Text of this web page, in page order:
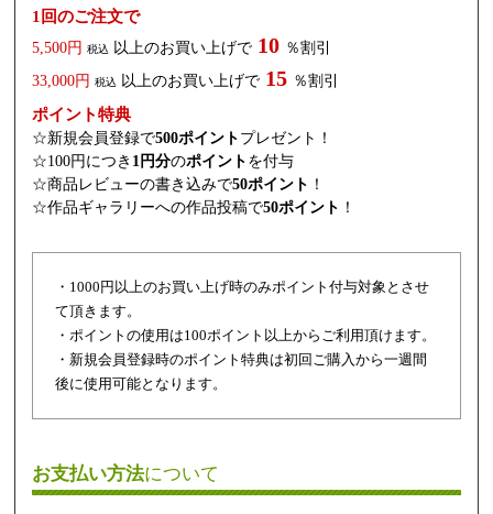
1回のご注文で
5,500円 税込 以上のお買い上げで 10 ％割引
33,000円 税込 以上のお買い上げで 15 ％割引
ポイント特典
☆新規会員登録で500ポイント プレゼント！
☆100円につき 1円分のポイント を付与
☆商品レビューの書き込みで50ポイント ！
☆作品ギャラリーへの作品投稿で50ポイント ！
・1000円以上のお買い上げ時のみポイント付与対象とさせ
て頂きます。
・ポイントの使用は100ポイント以上からご利用頂けます。
・新規会員登録時のポイント特典は初回ご購入から一週間
後に使用可能となります。
お支払い方法について